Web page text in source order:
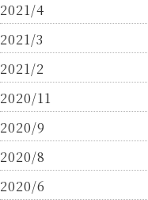
2021/4
2021/3
2021/2
2020/11
2020/9
2020/8
2020/6